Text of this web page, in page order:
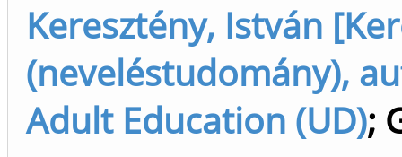
Keresztény, István
(neveléstudomány),
Adult Education (UD);